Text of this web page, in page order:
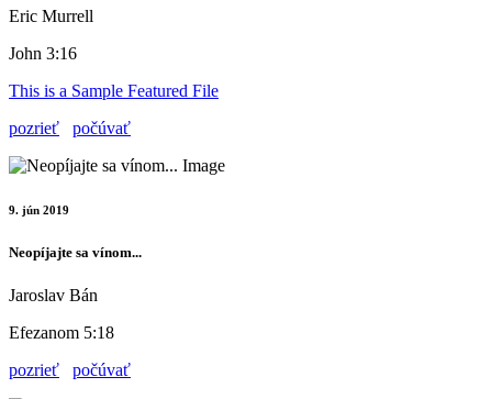
Eric Murrell
John 3:16
This is a Sample Featured File
pozrieť
počúvať
9. jún 2019
Neopíjajte sa vínom...
Jaroslav Bán
Efezanom 5:18
pozrieť
počúvať